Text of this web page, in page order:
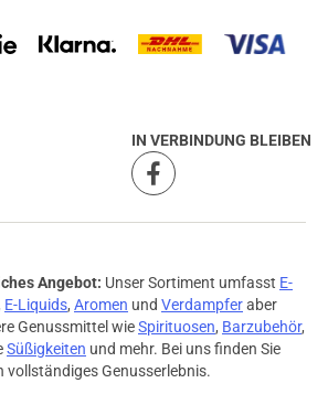
IN VERBINDUNG BLEIBEN
Angebot: Unser Sortiment umfasst E-
E-Liquids, Aromen und Verdampferaber
Genussmittel wieSpirituosen, Barzubehör,
Süßigkeiten und mehr. Bei uns finden Sie
vollständiges Genusserlebnis.